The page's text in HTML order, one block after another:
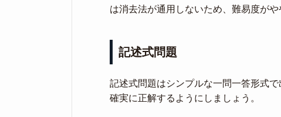
は消去法が通用しないため、難易度がや
記述式問題
記述式問題はシンプルな一問一答形式
確実に正解するようにしましょう。